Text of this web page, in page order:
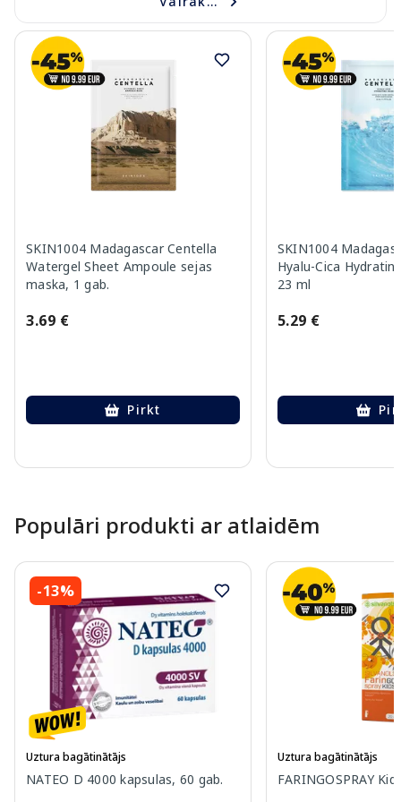
SKIN1004 Madagascar Centella
Watergel Sheet Ampoule sejas
maska, 1 gab.
3.69 €
Pirkt
SKIN1004
Hyalu-Cica
23 ml
5.29 €
Populāri produkti ar atlaidēm
-13%
Uztura bagātinātājs
NATEO D 4000 kapsulas, 60 gab.
Uztura bagātinātājs
FARINGOSPRAY